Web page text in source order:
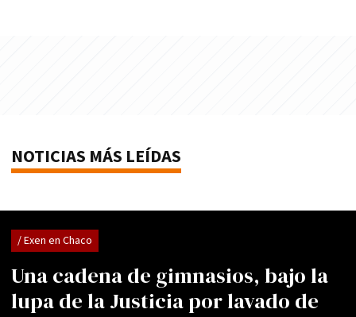
NOTICIAS MÁS LEÍDAS
Una cadena de gimnasios, bajo la
lupa de la Justicia por lavado de
/ Exen en Chaco